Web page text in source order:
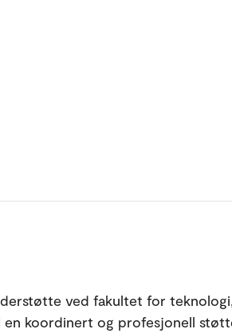
ved fakultet for
en koordinert og profesjonell